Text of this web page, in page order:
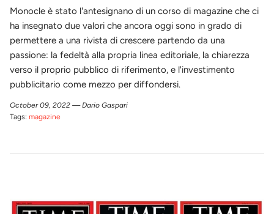
Monocle è stato l'antesignano di un corso di magazine che ci
ha insegnato due valori che ancora oggi sono in grado di
permettere a una rivista di crescere partendo da una
passione: la fedeltà alla propria linea editoriale, la chiarezza
verso il proprio pubblico di riferimento, e l'investimento
pubblicitario come mezzo per diffondersi.
October 09, 2022 —Dario Gaspari
Tags: magazine